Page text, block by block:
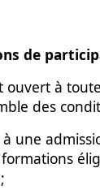
de
ouvert à
des
une
formations